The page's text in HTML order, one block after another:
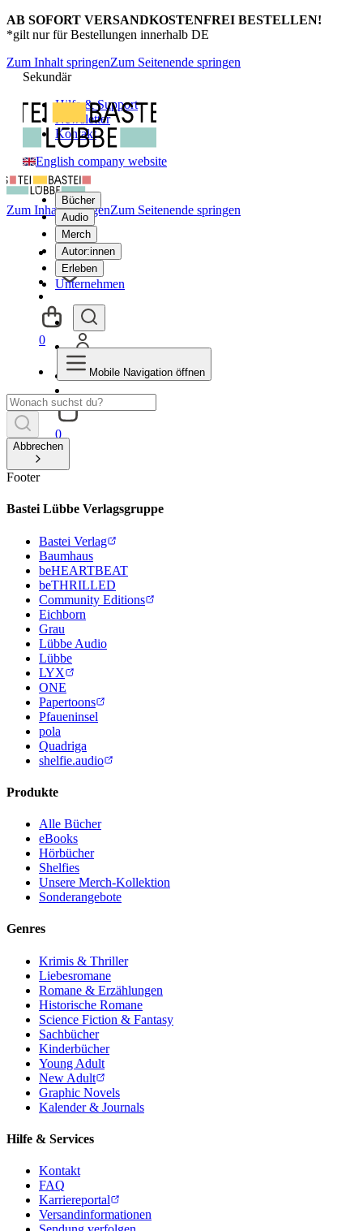
AB SOFORT VERSANDKOSTENFREI BESTELLEN!
*gilt nur für Bestellungen innerhalb DE
Zum Inhalt springenZum Seitenende springen
Sekundär
Hilfe & Support
Newsletter
Kontakt
English company website
Bücher
Audio
Merch
Autor:innen
Erleben
Unternehmen
0
Zum Inhalt springenZum Seitenende springen
0
Mobile Navigation öffnen
Abbrechen
Footer
Bastei Lübbe Verlagsgruppe
Bastei Verlag
Baumhaus
beHEARTBEAT
beTHRILLED
Community Editions
Eichborn
Grau
Lübbe Audio
Lübbe
LYX
ONE
Papertoons
Pfaueninsel
pola
Quadriga
shelfie.audio
Produkte
Alle Bücher
eBooks
Hörbücher
Shelfies
Unsere Merch-Kollektion
Sonderangebote
Genres
Krimis & Thriller
Liebesromane
Romane & Erzählungen
Historische Romane
Science Fiction & Fantasy
Sachbücher
Kinderbücher
Young Adult
New Adult
Graphic Novels
Kalender & Journals
Hilfe & Services
Kontakt
FAQ
Karriereportal
Versandinformationen